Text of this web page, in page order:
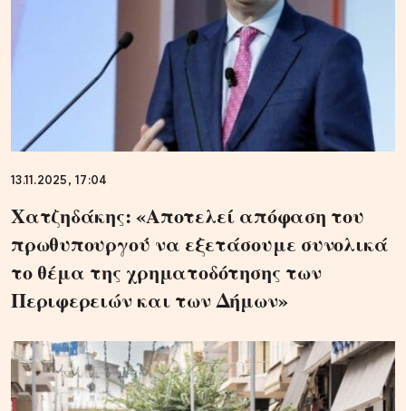
13.11.2025, 17:04
Χατζηδάκης: «Αποτελεί απόφαση του
πρωθυπουργού να εξετάσουμε συνολικά
το θέμα της χρηματοδότησης των
Περιφερειών και των Δήμων»